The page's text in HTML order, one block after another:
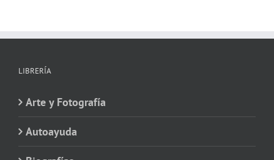
LIBRERÍA
Arte y Fotografía
Autoayuda